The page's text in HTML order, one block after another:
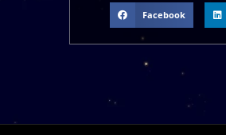
Facebook